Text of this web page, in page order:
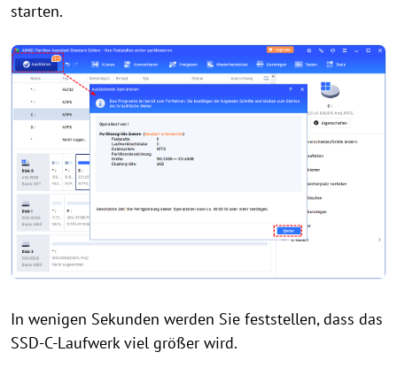
starten.
In wenigen Sekunden werden Sie feststellen, dass das
SSD-C-Laufwerk viel größer wird.